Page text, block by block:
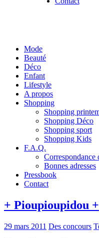
Mode
Beauté
Déco
Enfant
Lifestyle
A propos
Shopping
Shopping
Shopping Déco
Shopping sport
Shopping Kids
F.A.Q.
Correspondance
Bonnes adresses
Pressbook
Contact
+ Pioupioupidou +
29 mars 2011 Des concours